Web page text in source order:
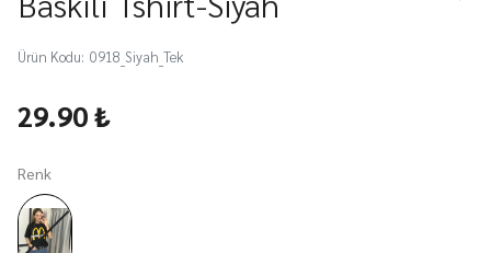
Ürün Kodu: 0918_Siyah_Tek
29.90 ₺
Renk